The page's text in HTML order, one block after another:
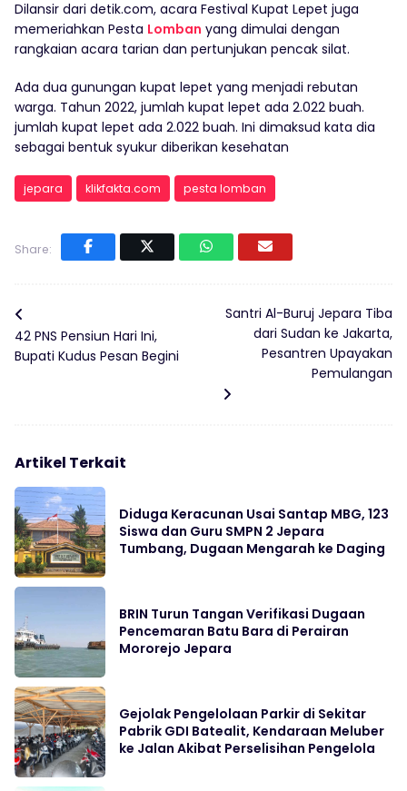
Dilansir dari detik.com, acara Festival Kupat Lepet juga
memeriahkan Pesta Lomban yang dimulai dengan
rangkaian acara tarian dan pertunjukan pencak silat.
Ada dua gunungan kupat lepet yang menjadi rebutan
warga. Tahun 2022, jumlah kupat lepet ada 2.022 buah.
jumlah kupat lepet ada 2.022 buah. Ini dimaksud kata dia
sebagai bentuk syukur diberikan kesehatan
jepara klikfakta.com pesta lomban
Share:
42 PNS Pensiun Hari Ini,
Bupati Kudus Pesan Begini
Santri Al-Buruj Jepara Tiba
dari Sudan ke Jakarta,
Pesantren Upayakan
Pemulangan
Artikel Terkait
Diduga Keracunan Usai Santap MBG, 123
Siswa dan Guru SMPN 2 Jepara
Tumbang, Dugaan Mengarah ke Daging
BRIN Turun Tangan Verifikasi Dugaan
Pencemaran Batu Bara di Perairan
Mororejo Jepara
Gejolak Pengelolaan Parkir di Sekitar
Pabrik GDI Batealit, Kendaraan Meluber
ke Jalan Akibat Perselisihan Pengelola